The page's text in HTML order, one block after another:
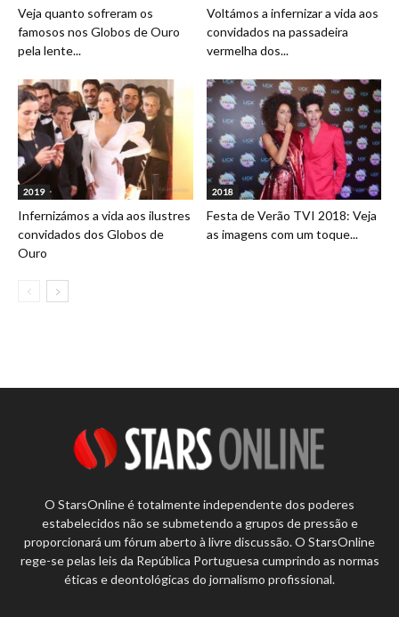
Veja quanto sofreram os
famosos nos Globos de Ouro
pela lente...
Voltámos a infernizar a vida aos
convidados na passadeira
vermelha dos...
2019
Infernizámos a vida aos ilustres
convidados dos Globos de
Ouro
2018
Festa de Verão TVI 2018: Veja
as imagens com um toque...
O StarsOnline é totalmente independente dos poderes
estabelecidos não se submetendo a grupos de pressão e
proporcionará um fórum aberto à livre discussão. O StarsOnline
rege-se pelas leis da República Portuguesa cumprindo as normas
éticas e deontológicas do jornalismo profissional.